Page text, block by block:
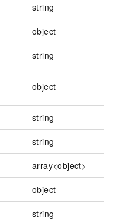
string
object
string
object
string
string
array<object>
object
string